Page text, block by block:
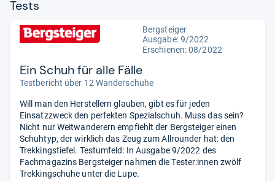
Tests
Bergsteiger
Ausgabe: 9/2022
Erschienen: 08/2022
Ein Schuh für alle Fälle
Testbericht über 12 Wanderschuhe
Will man den Herstellern glauben, gibt es für jeden
Einsatzzweck den perfekten Spezialschuh. Muss das sein?
Nicht nur Weitwanderern empfiehlt der Bergsteiger einen
Schuhtyp, der wirklich das Zeug zum Allrounder hat: den
Trekkingstiefel. Testumfeld: In Ausgabe 9/2022 des
Fachmagazins Bergsteiger nahmen die Tester:innen zwölf
Trekkingschuhe unter die Lupe.